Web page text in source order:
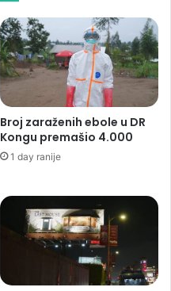
Broj zaraženih ebole u DR
Kongu premašio 4.000
1 day ranije